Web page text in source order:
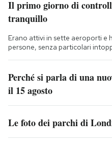
Il primo giorno di
tranquillo
Erano attivi in sette aeroporti e
persone, senza particolari
Perché si parla di una
il 15 agosto
Le foto dei parchi di